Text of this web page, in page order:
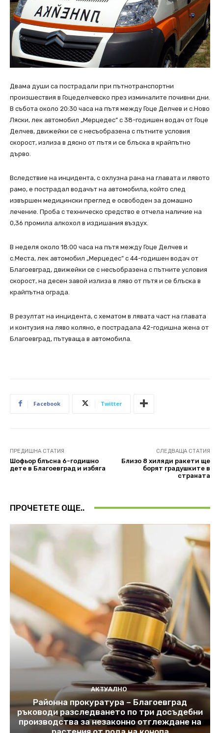
Двама души са пострадали при пътнотранспортни
произшествия в Гоцеделчевско през изминалите почивни дни.
В събота около 20:30 часа на пътя между Гоце Делчев и с.Ново
Ляски, лек автомобил „Мерцедес” с 38-годишен водач от Гоце
Делчев, движейки се с несъобразена с пътните условия
скорост, излиза в дясно от пътя и се блъска в крайпътно
дърво.
Вследствие на инцидента, с охлузна рана на главата и лявото
рамо, е пострадал водачът на автомобила, който след
извършен медицински преглед е освободен за домашно
лечение. Проба с техническо средство е отчела наличие на
0,36 промила алкохол в издишания въздух.
В неделя около 18:00 часа на пътя между Гоце Делчев и
с.Места, лек автомобил „Мерцедес” с 44-годишен водач от
Благоевград, движейки се с несъобразена с пътните условия
скорост, на десен завой излиза в ляво от пътя и се блъска в
крайпътна ограда.
В резултат на инцидента, с хематом в лявата част на главата
и контузия на ляво коляно, е пострадала 42-годишна жена от
Благоевград, пътуваща в автомобила.
Facebook Twitter
ПРЕДИШНА СТАТИЯ
Шофьор блъсна 6-годишно
дете в Благоевград и избяга
СЛЕДВАЩА СТАТИЯ
Близо 8 хиляди ракети ще
борят градушките в
страната
ПРОЧЕТЕТЕ ОЩЕ..
АКТУАЛНО
Районна прокуратура – Благоевград
ръководи разследването по три досъдебни
производства за незаконно отглеждане на